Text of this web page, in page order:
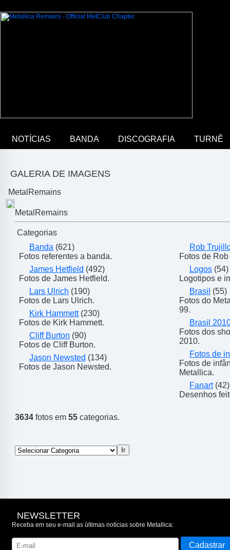
NOTÍCIAS BANDA DISCOGRAFIA TURNÊ
GALERIA DE IMAGENS
MetalRemains
MetalRemains
Categorias
Banda (621)
Fotos referentes a banda.
James Hetfield (492)
Fotos de James Hetfield.
Lars Ulrich (190)
Fotos de Lars Ulrich.
Kirk Hammett(230)
Fotos de Kirk Hammett.
Cliff Burton (90)
Fotos de Cliff Burton.
Jason Newsted (134)
Fotos de Jason Newsted.
Rob
Fotos de
Logos (54)
Logotipos e
Brasil (55)
Fotos do
99.
Brasil
Fotos dos
2010.
Fotos de
Fotos de
Metallica.
Fanart(42)
Desenhos
3634 fotos em 55 categorias.
NEWSLETTER
Receba em seu e-mail as últimas notícias sobre Metallica: